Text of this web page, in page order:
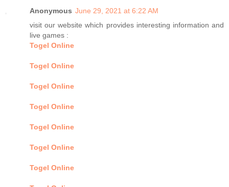
Anonymous June 29, 2021 at 6:22 AM
visit our website which provides interesting information and
live games :
Togel Online
Togel Online
Togel Online
Togel Online
Togel Online
Togel Online
Togel Online